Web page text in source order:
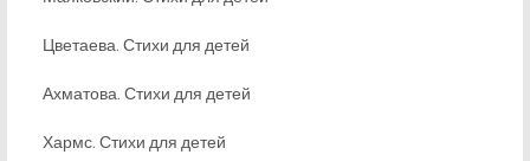
Цветаева. Стихи для детей
Ахматова. Стихи для детей
Хармс. Стихи для детей